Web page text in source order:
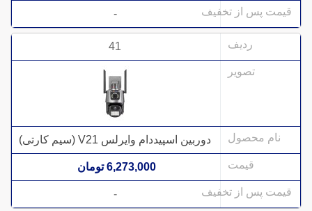
-
41
دوربین اسپیددام وایرلس V21 (سیم کارتی)
6,273,000 تومان
-